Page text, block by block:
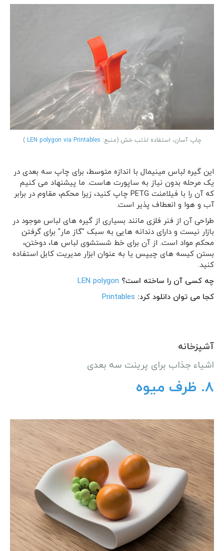
چاپ آسان، استفاده لذتب خش (منبع: LEN polygon via Printables
)
این گیره لباس مینیمال با اندازه متوسط، برای چاپ سه بعدی در
یک مرحله بدون نیاز به ساپورت هاست. ما پیشنهاد می کنیم
که آن را با فیلامنت PETG چاپ کنید، زیرا محکم، مقاوم در برابر
آب و هوا و انعطاف پذیر است.
طراحی آن از فنر فلزی مانند بسیاری از گیره های لباس موجود در
بازار نیست و دارای دندانه هایی به سبک "گاز مار" برای گرفتن
محکم مواد است. از آن برای خط شستشوی لباس ها، دوختن،
بستن کیسه های چیپس یا به عنوان ابزار مدیریت کابل استفاده
کنید.
چه کسی آن را ساخته است؟ LEN polygon
کجا می توان دانلود کرد: Printables
آشپزخانه
اشیاء جذاب برای پرینت سه بعدی
8. ظرف میوه